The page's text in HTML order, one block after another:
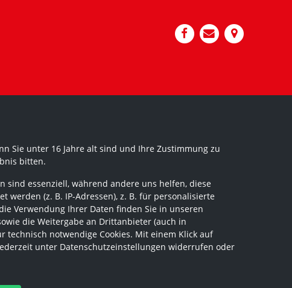
Sie unter 16 Jahre alt sind und Ihre Zustimmung zu
bitten.
sind essenziell, während andere uns helfen, diese
werden (z. B. IP-Adressen), z. B. für personalisierte
Verwendung Ihrer Daten finden Sie in unseren
die Weitergabe an Drittanbieter (auch in
technisch notwendige Cookies. Mit einem Klick auf
unter Datenschutzeinstellungen widerrufen oder